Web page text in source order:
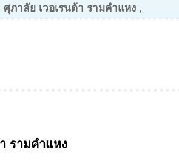
ศุภาลัย เวอเรนด้า รามคำแหง ,
รามคำแหง